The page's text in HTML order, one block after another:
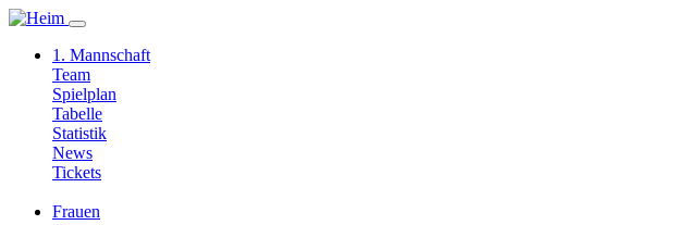
1. Mannschaft
Team
Spielplan
Tabelle
Statistik
News
Tickets
Frauen